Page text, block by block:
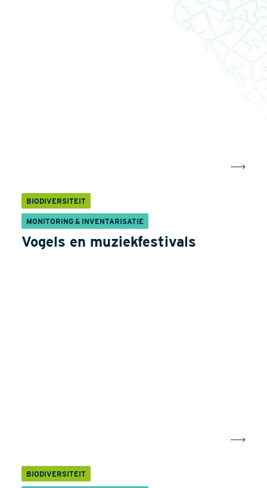
BIODIVERSITEIT
MONITORING & INVENTARISATIE
Vogels en muziekfestivals
BIODIVERSITEIT